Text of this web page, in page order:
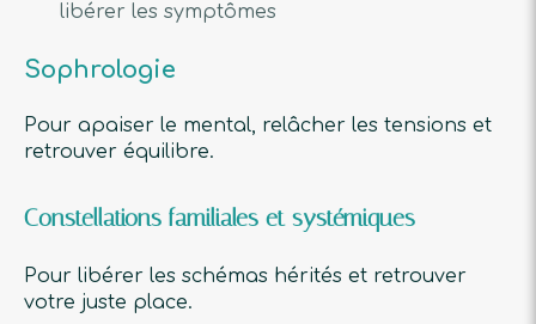
libérer les symptômes
Sophrologie
Pour apaiser le mental, relâcher les tensions et
retrouver équilibre.
Constellations familiales et systémiques
Pour libérer les schémas hérités et retrouver
votre juste place.